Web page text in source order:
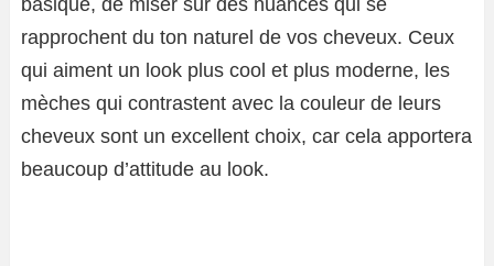
basique, de miser sur des nuances qui se
rapprochent du ton naturel de vos cheveux. Ceux
qui aiment un look plus cool et plus moderne, les
mèches qui contrastent avec la couleur de leurs
cheveux sont un excellent choix, car cela apportera
beaucoup d’attitude au look.